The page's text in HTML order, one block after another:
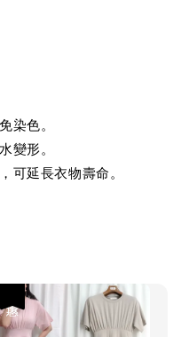
染色。
變形。
可延長衣物壽命。